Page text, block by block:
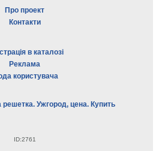
Про проект
Контакти
в каталозі
Реклама
користувача
Ужгород, цена. Купить
ID:2761